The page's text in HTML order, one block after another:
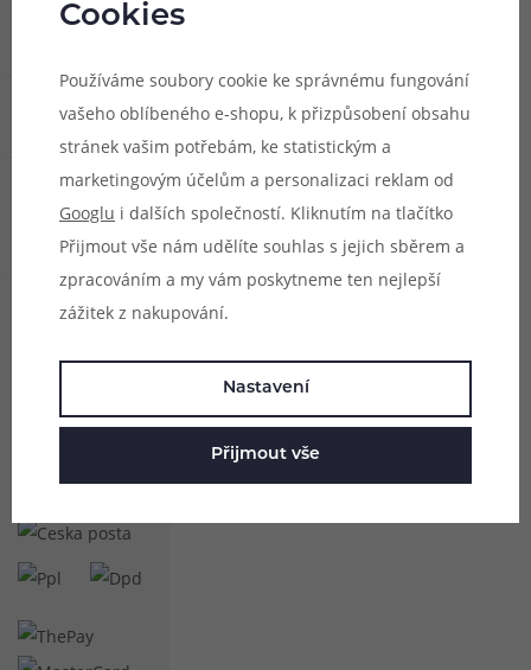
O nás
Vše o nákupu
Užitečné
Zasílat novinky a
slevy na e-mail
Odeslat
Cookies
Používáme soubory cookie ke správnému fungování
vašeho oblíbeného e-shopu, k přizpůsobení obsahu
stránek vašim potřebám, ke statistickým a
marketingovým účelům a personalizaci reklam od
Googlu i dalších společností. Kliknutím na tlačítko
Přijmout vše nám udělíte souhlas s jejich sběrem a
zpracováním a my vám poskytneme ten nejlepší
zážitek z nakupování.
Nastavení
Přijmout vše